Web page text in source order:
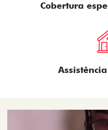
Cobertura